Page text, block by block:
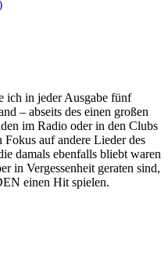
ich in jeder Ausgabe fünf
– abseits des einen großen
im Radio oder in den Clubs
auf andere Lieder des
damals ebenfalls bliebt waren
in Vergessenheit geraten sind,
einen Hit spielen.